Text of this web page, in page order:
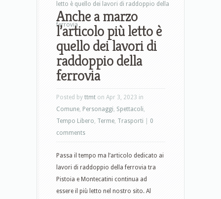
letto è quello dei lavori di raddoppio della
ferrovia
Anche a marzo
l’articolo più letto è
quello dei lavori di
raddoppio della
ferrovia
Posted by ttmt on Apr 3, 2023 in
Comune, Personaggi, Spettacoli,
Tempo Libero, Terme, Trasporti
0
comments
Passa il tempo ma l’articolo dedicato ai
lavori di raddoppio della ferrovia tra
Pistoia e Montecatini continua ad
essere il più letto nel nostro sito. Al